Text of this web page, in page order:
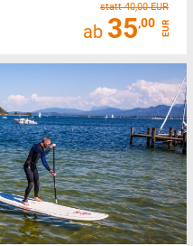
statt 40,00 EUR
ab 35,00 EUR